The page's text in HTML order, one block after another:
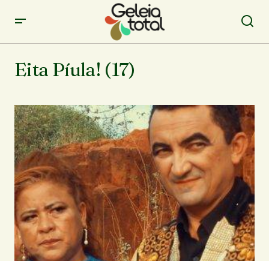
Eita Píula! (17)